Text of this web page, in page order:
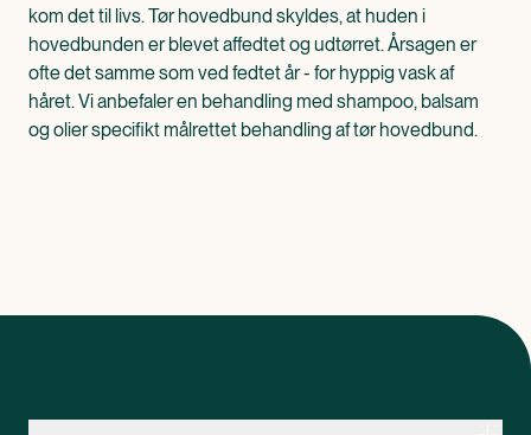
kom det til livs. Tør hovedbund skyldes, at huden i
hovedbunden er blevet affedtet og udtørret. Årsagen er
ofte det samme som ved fedtet år - for hyppig vask af
håret. Vi anbefaler en behandling med shampoo, balsam
og olier specifikt målrettet behandling af tør hovedbund.